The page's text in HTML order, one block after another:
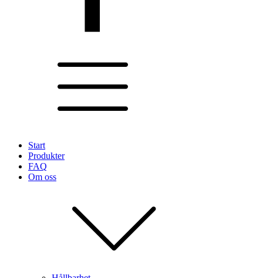
Start
Produkter
FAQ
Om oss